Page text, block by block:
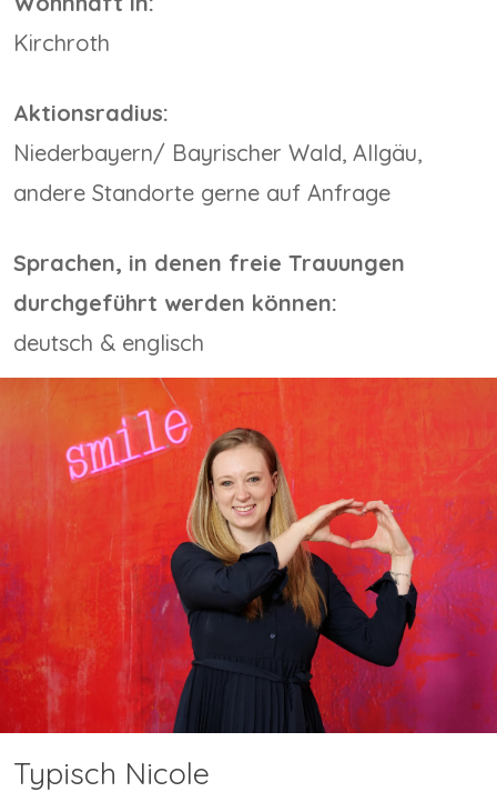
Kirchroth
Aktionsradius:
Niederbayern/ Bayrischer Wald, Allgäu,
andere Standorte gerne auf Anfrage
Sprachen, in denen freie Trauungen
durchgeführt werden können:
deutsch & englisch
Typisch Nicole